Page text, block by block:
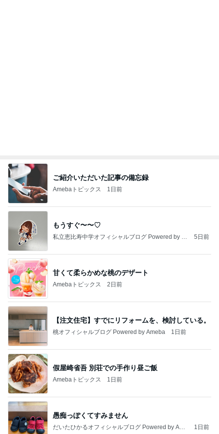
ご紹介いただいた記事の備忘録
Amebaトピックス 1日前
もうすぐ〜〜♡
私立恵比寿中学オフィシャルブログ Powered by A
5日前
甘くて柔らかめな桃のデザート
Amebaトピックス 2日前
【注文住宅】すでにリフォームを、検討している。
桃オフィシャルブログ Powered by Ameba 1日前
假屋崎省吾 別荘での手作り昼ご飯
Amebaトピックス 1日前
愚痴っぽくてすみません
だいたひかるオフィシャルブログ Powered by Ame
1日前